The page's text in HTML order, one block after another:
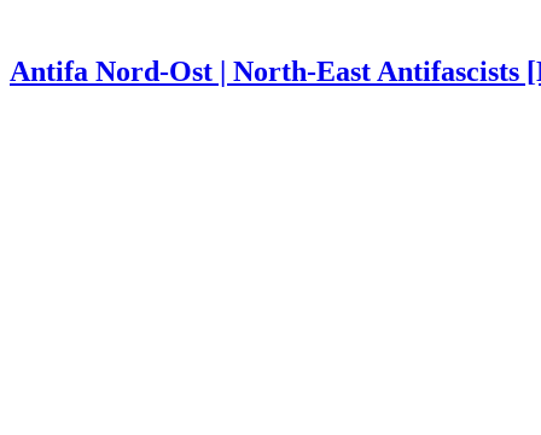
Antifa Nord-Ost | North-East Antifascists